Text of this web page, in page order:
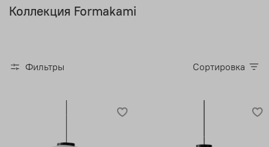
Коллекция Formakami
Фильтры Сортировка